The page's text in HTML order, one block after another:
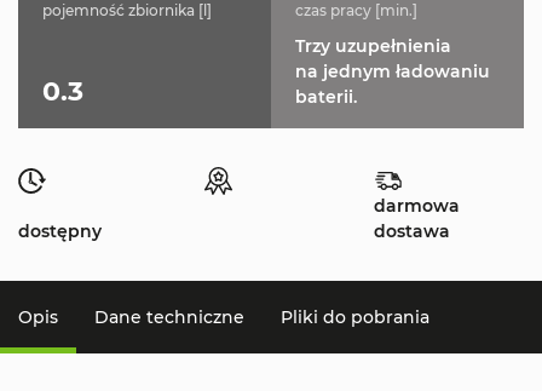
pojemność zbiornika [l]
0.3
czas pracy [min.]
Trzy uzupełnienia
na jednym ładowaniu
baterii.
dostępny
darmowa
dostawa
Opis Dane techniczne Pliki do pobrania